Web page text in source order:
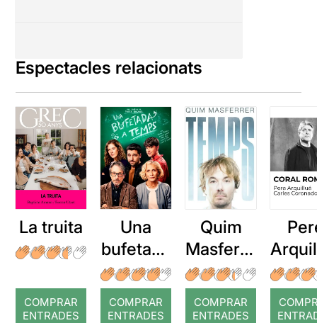
Espectacles relacionats
La truita
COMPRAR
ENTRADES
Una
bufetada
a temps
COMPRAR
ENTRADES
Quim
Masferre
r: Temps
COMPRAR
ENTRADES
: